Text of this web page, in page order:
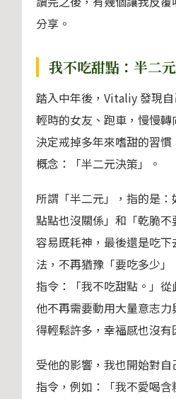
分享。
我不吃甜點：半二
踏入中年後，Vitaliy 發現
輕時的女友、跑車，慢慢
決定戒掉多年來嗜甜的習
概念：「半二元決策」。
所謂「半二元」，指的是
點點也沒關係」和「乾脆
容易既耗神，最後還是吃
法，不再猶豫「要吃多少
指令：「我不吃甜點。」從
他不再需要動用大量意志
得輕鬆許多，幸福感也沒有
受他的影響，我也開始對自
指令，例如：「我不愛喝